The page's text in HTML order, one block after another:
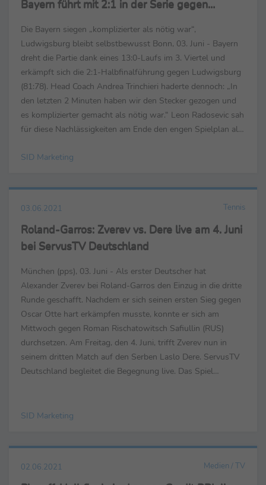
Bayern führt mit 2:1 in der Serie gegen
Die Bayern siegen „komplizierter als nötig war“,
Ludwigsburg bleibt selbstbewusst Bonn, 03. Juni - Bayern
dreht die Partie dank eines 13:0-Laufs im 3. Viertel und
erkämpft sich die 2:1-Halbfinalführung gegen Ludwigsburg
(81:78). Head Coach Andrea Trinchieri haderte dennoch: „In
den letzten 2 Minuten haben wir den Stecker gezogen und
es komplizierter gemacht als nötig war.“ Leon Radosevic sah
für diese Nachlässigkeiten am Ende den engen Spielplan als
SID Marketing
03.06.2021 Tennis
Roland-Garros: Zverev vs. Dere live am 4. Juni
bei ServusTV Deutschland
München (pps), 03. Juni - Als erster Deutscher hat
Alexander Zverev bei Roland-Garros den Einzug in die dritte
Runde geschafft. Nachdem er sich seinen ersten Sieg gegen
Oscar Otte hart erkämpfen musste, konnte er sich am
Mittwoch gegen Roman Rischatowitsch Safiullin (RUS)
durchsetzen. Am Freitag, den 4. Juni, trifft Zverev nun in
seinem dritten Match auf den Serben Laslo Dere. ServusTV
Deutschland begleitet die Begegnung live. Das Spiel
SID Marketing
02.06.2021 Medien / TV